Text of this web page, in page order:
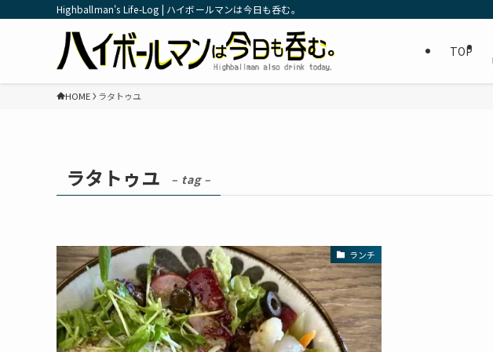
Highballman's Life-Log | ハイボールマンは今日も呑む。
TOP
HOME ラタトゥユ
ラタトゥユ – tag –
ランチ